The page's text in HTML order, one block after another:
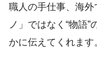
職人の手仕事、海
ノ」ではなく“物語
かに伝えてくれます